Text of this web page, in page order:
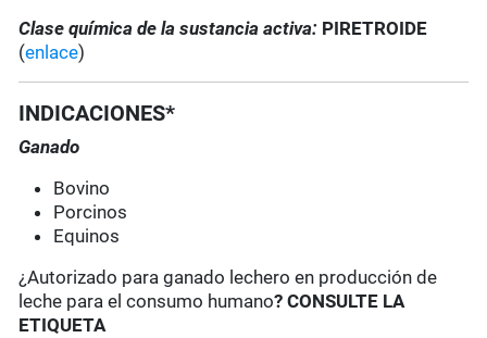
Clase química de la sustancia activa: PIRETROIDE
(enlace)
INDICACIONES*
Ganado
Bovino
Porcinos
Equinos
¿Autorizado para ganado lechero en producción de
leche para el consumo humano? CONSULTE LA
ETIQUETA